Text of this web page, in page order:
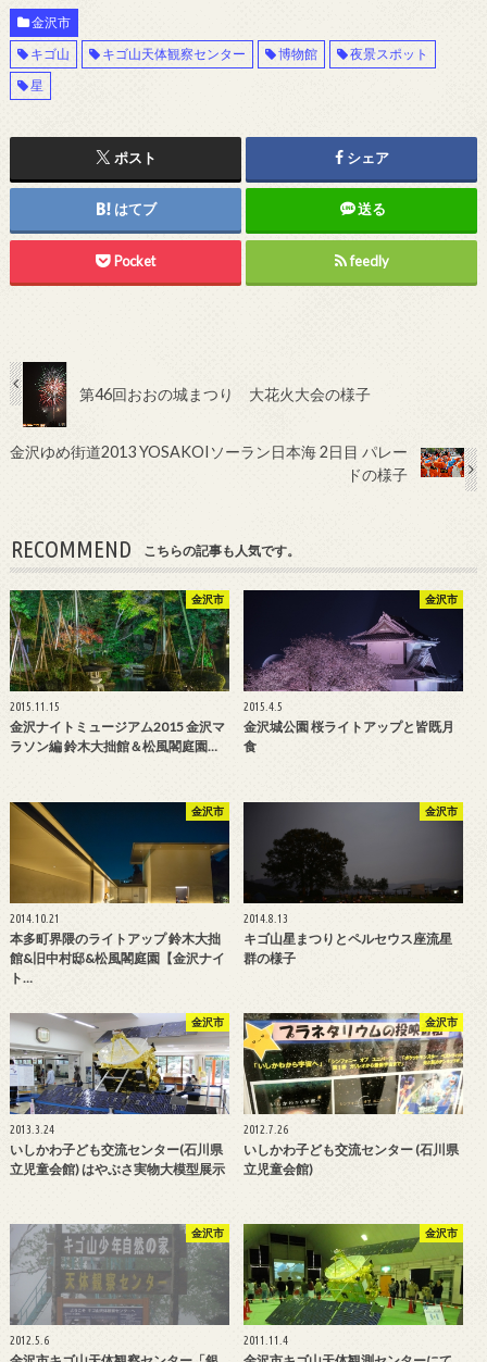
金沢市
キゴ山
キゴ山天体観察センター 博物館
夜景スポット
星
ポスト シェア
はてブ 送る
Pocket feedly
第46回おおの城まつり 大花火大会の様子
金沢ゆめ街道2013 YOSAKOIソーラン日本海 2日目 パレー
ドの様子
RECOMMEND こちらの記事も人気です。
金沢市
2015.11.15
金沢ナイトミュージアム2015 金沢マ
ラソン編 鈴木大拙館＆松風閣庭園…
金沢市
2015.4.5
金沢城公園 桜ライトアップと皆既月
食
金沢市
2014.10.21
本多町界隈のライトアップ 鈴木大拙
館&旧中村邸&松風閣庭園【金沢ナイ
ト…
金沢市
2014.8.13
キゴ山星まつりとペルセウス座流星
群の様子
金沢市
2013.3.24
いしかわ子ども交流センター(石川県
立児童会館) はやぶさ実物大模型展示
金沢市
2012.7.26
いしかわ子ども交流センター (石川県
立児童会館)
金沢市
2012.5.6
金沢市
2011.11.4